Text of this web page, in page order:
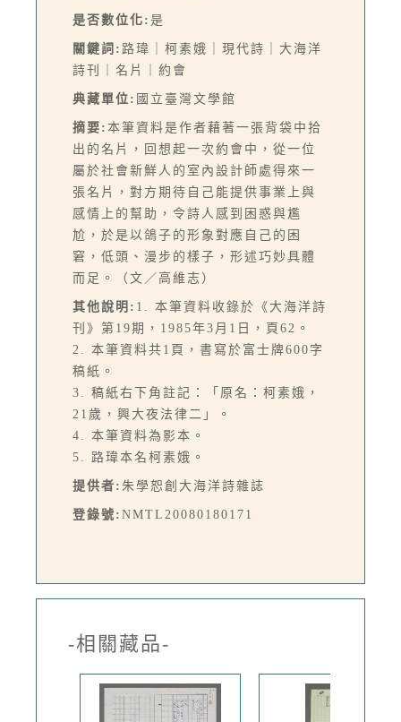
是否數位化: 是
關鍵詞: 路瑋｜柯素娥｜現代詩｜大海洋
詩刊｜名片｜約會
典藏單位: 國立臺灣文學館
摘要: 本筆資料是作者藉著一張背袋中拾
出的名片，回想起一次約會中，從一位
屬於社會新鮮人的室內設計師處得來一
張名片，對方期待自己能提供事業上與
感情上的幫助，令詩人感到困惑與尷
尬，於是以鴿子的形象對應自己的困
窘，低頭、漫步的樣子，形述巧妙具體
而足。（文／高維志）
其他說明: 1. 本筆資料收錄於《大海洋詩
刊》第19期，1985年3月1日，頁62。
2. 本筆資料共1頁，書寫於富士牌600字
稿紙。
3. 稿紙右下角註記：「原名：柯素娥，
21歲，興大夜法律二」。
4. 本筆資料為影本。
5. 路瑋本名柯素娥。
提供者: 朱學恕創大海洋詩雜誌
登錄號: NMTL20080180171
-相關藏品-